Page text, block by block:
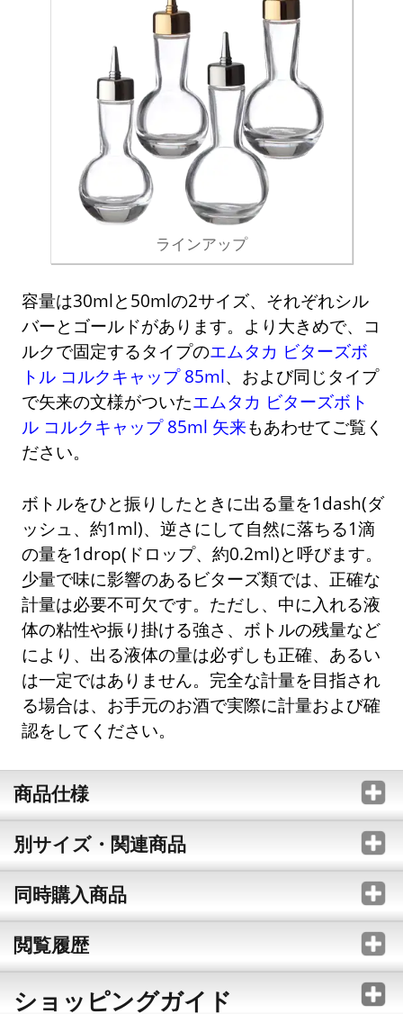
ラインアップ
容量は30mlと50mlの2サイズ、それぞれシル
バーとゴールドがあります。より大きめで、コ
ルクで固定するタイプのエムタカ ビターズボ
トル コルクキャップ 85ml、および同じタイプ
で矢来の文様がついたエムタカ ビターズボト
ル コルクキャップ 85ml 矢来もあわせてご覧く
ださい。
ボトルをひと振りしたときに出る量を1dash(ダ
ッシュ、約1ml)、逆さにして自然に落ちる1滴
の量を1drop(ドロップ、約0.2ml)と呼びます。
少量で味に影響のあるビターズ類では、正確な
計量は必要不可欠です。ただし、中に入れる液
体の粘性や振り掛ける強さ、ボトルの残量など
により、出る液体の量は必ずしも正確、あるい
は一定ではありません。完全な計量を目指され
る場合は、お手元のお酒で実際に計量および確
認をしてください。
商品仕様
別サイズ・関連商品
同時購入商品
閲覧履歴
ショッピングガイド